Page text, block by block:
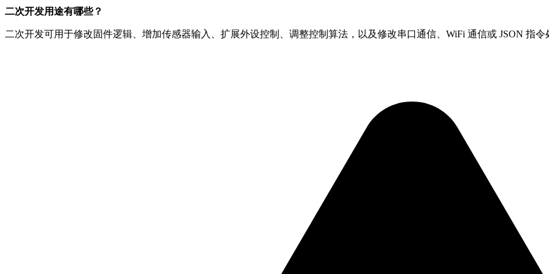
二次开发用途有哪些？
二次开发可用于修改固件逻辑、增加传感器输入、扩展外设控制、调整控制算法，以及修改串口通信、WiFi 通信或 JSON 指令